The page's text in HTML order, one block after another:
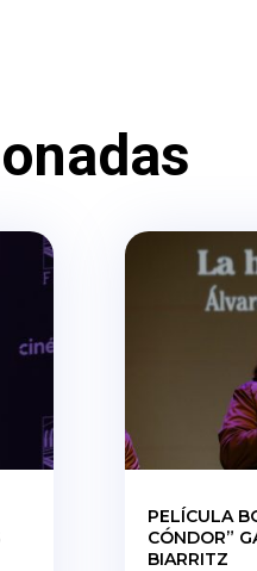
PELÍCULA
CÓNDOR”
BIARRITZ